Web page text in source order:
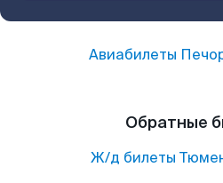
Авиабилеты
Обратные
Ж/д билеты